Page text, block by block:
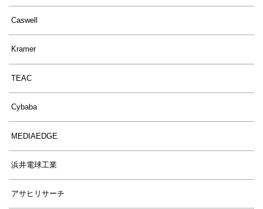
Caswell
Kramer
TEAC
Cybaba
MEDIAEDGE
浜井電球工業
アサヒリサーチ